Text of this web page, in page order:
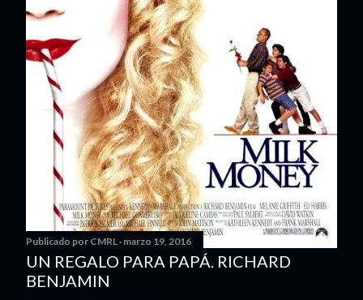
Publicado por CMRL marzo 19, 2016
UN REGALO PARA PAPÁ. RICHARD
BENJAMIN